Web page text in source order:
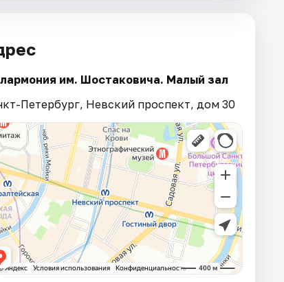
им. Шостаковича. Малый зал
Петербург, Невский проспект, дом 30